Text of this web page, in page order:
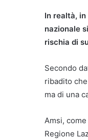
In realtà,
nazionale
rischia di
Secondo
ribadito
ma di una
Amsi,
Regione